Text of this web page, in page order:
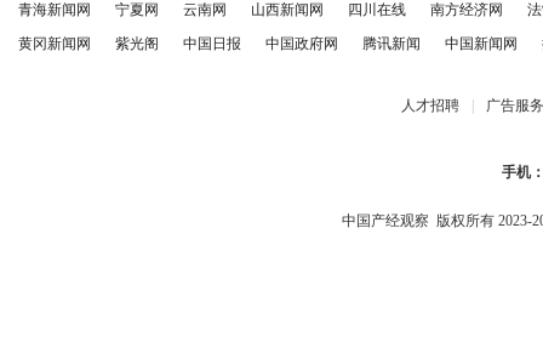
青海新闻网
宁夏网 云南网 山西新闻网 四川在线 南方经济网
黄冈新闻网
紫光阁 中国日报 中国政府网 腾讯新闻 中国新闻网
人才招聘 广告服务
手机
中国产经观察 版权所有 2023-